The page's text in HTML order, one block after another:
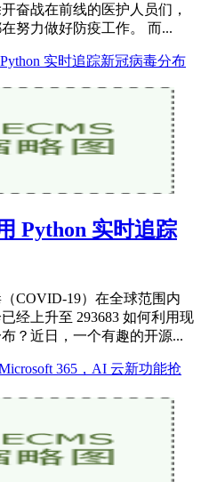
奋战在前线的医护人员们，
努力做好防疫工作。 而...
Python 实时追踪
COVID-19）在全球范围内
经上升至 293683 如何利用现
？近日，一个有趣的开源...